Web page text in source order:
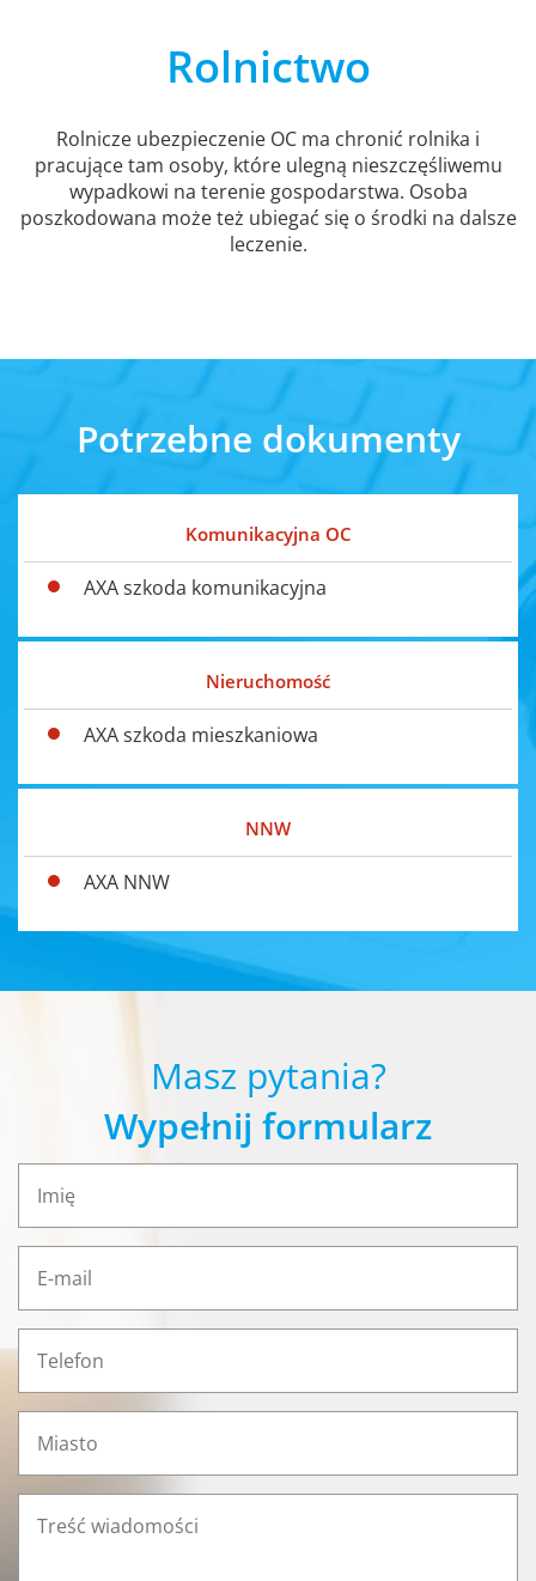
Rolnictwo
Rolnicze ubezpieczenie OC ma chronić rolnika i
pracujące tam osoby, które ulegną nieszczęśliwemu
wypadkowi na terenie gospodarstwa. Osoba
poszkodowana może też ubiegać się o środki na dalsze
leczenie.
Potrzebne dokumenty
Komunikacyjna OC
AXA szkoda komunikacyjna
Nieruchomość
AXA szkoda mieszkaniowa
NNW
AXA NNW
Masz pytania?
Wypełnij formularz